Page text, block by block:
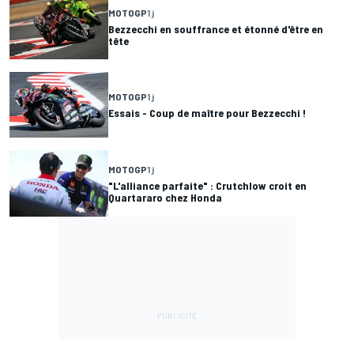
MOTOGP1 j
Bezzecchi en souffrance et étonné d'être en
tête
MOTOGP1 j
Essais - Coup de maître pour Bezzecchi !
MOTOGP1 j
"L'alliance parfaite" : Crutchlow croit en
Quartararo chez Honda